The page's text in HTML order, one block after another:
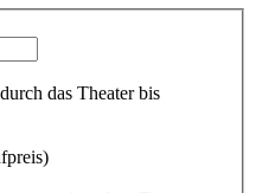
das Theater bis